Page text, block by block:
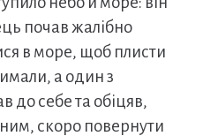
почав жалібно
в море, щоб плисти
а один з
до себе та обіцяв,
скоро повернути